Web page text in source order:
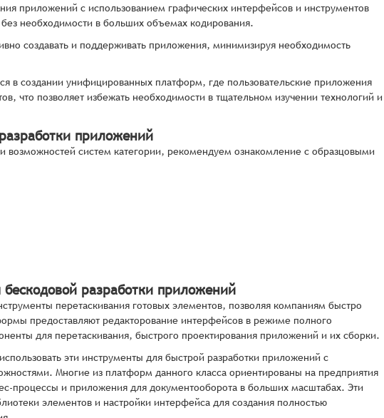
приложений с использованием графических интерфейсов и инструментов
необходимости в больших объемах кодирования.
создавать и поддерживать приложения, минимизируя необходимость
в создании унифицированных платформ, где пользовательские приложения
что позволяет избежать необходимости в тщательном изучении технологий и
приложений
систем категории, рекомендуем ознакомление с образцовыми
разработки приложений
перетаскивания готовых элементов, позволяя компаниям быстро
предоставляют редакторование интерфейсов в режиме полного
для перетаскивания, быстрого проектирования приложений и их сборки.
эти инструменты для быстрой разработки приложений с
Многие из платформ данного класса ориентированы на предприятия
процессы и приложения для документооборота в больших масштабах. Эти
элементов и настройки интерфейса для создания полностью